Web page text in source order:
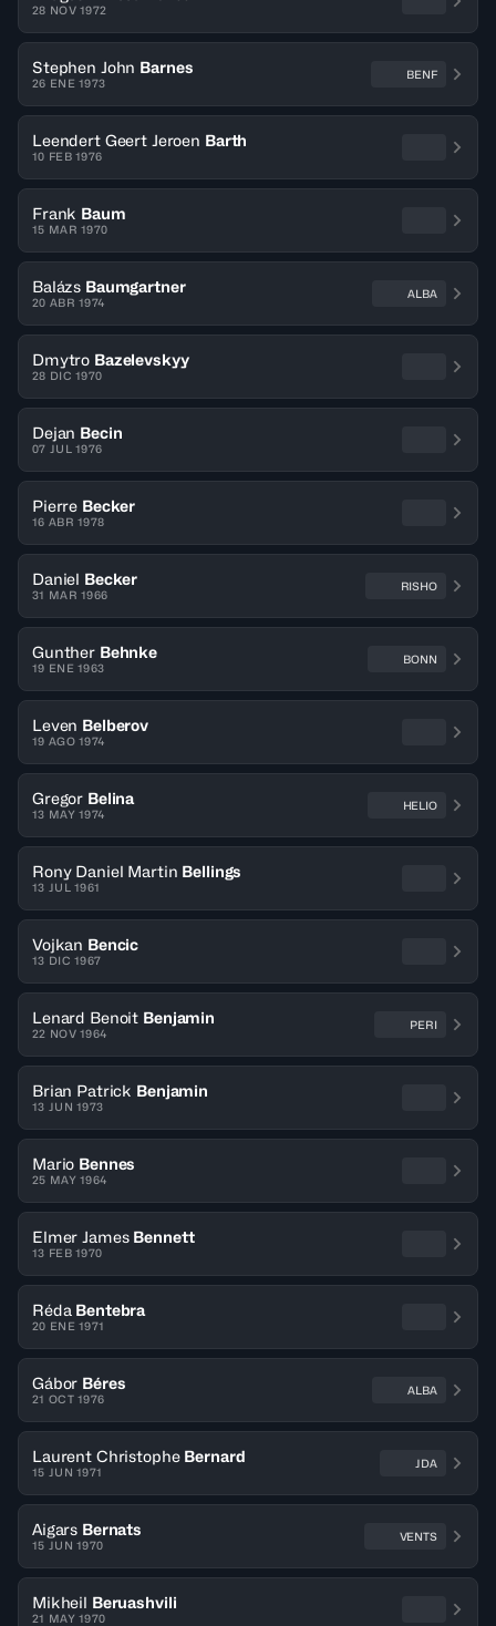
28 NOV 1972
Stephen John Barnes
26 ENE 1973
BENF
Leendert Geert Jeroen Barth
10 FEB 1976
Frank Baum
15 MAR 1970
Balázs Baumgartner
20 ABR 1974
ALBA
Dmytro Bazelevskyy
28 DIC 1970
Dejan Becin
07 JUL 1976
Pierre Becker
16 ABR 1978
Daniel Becker
31 MAR 1966
RISHO
Gunther Behnke
19 ENE 1963
BONN
Leven Belberov
19 AGO 1974
Gregor Belina
13 MAY 1974
HELIO
Rony Daniel Martin Bellings
13 JUL 1961
Vojkan Bencic
13 DIC 1967
Lenard Benoit Benjamin
22 NOV 1964
PERI
Brian Patrick Benjamin
13 JUN 1973
Mario Bennes
25 MAY 1964
Elmer James Bennett
13 FEB 1970
Réda Bentebra
20 ENE 1971
Gábor Béres
21 OCT 1976
ALBA
Laurent Christophe Bernard
15 JUN 1971
JDA
Aigars Bernats
15 JUN 1970
VENTS
Mikheil Beruashvili
21 MAY 1970